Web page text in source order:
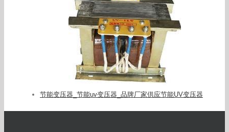
节能变压器_节能uv变压器_品牌厂家供应节能UV变压器